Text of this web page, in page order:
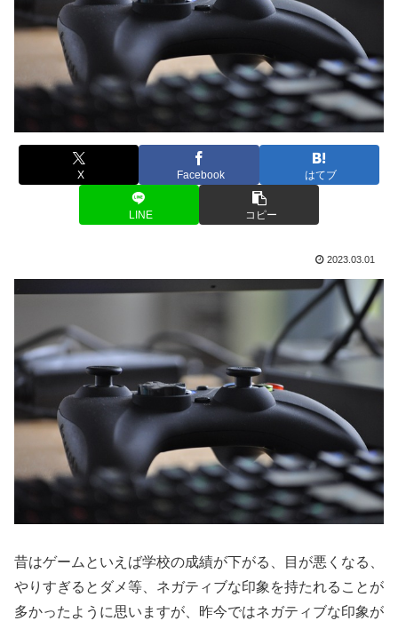
X Facebook はてブ
LINE コピー
2023.03.01
昔はゲームといえば学校の成績が下がる、目が悪くなる、
やりすぎるとダメ等、ネガティブな印象を持たれることが
多かったように思いますが、昨今ではネガティブな印象が